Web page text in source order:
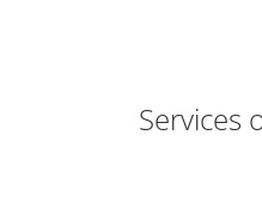
Services